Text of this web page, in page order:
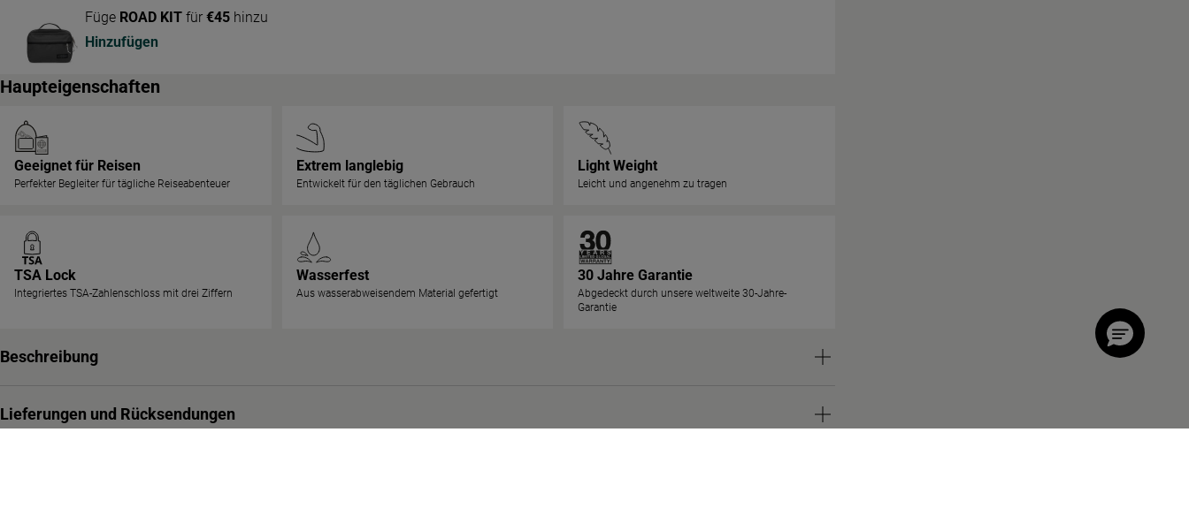
Füge ROAD KIT für €45 hinzu
Hinzufügen
Haupteigenschaften
Geeignet für Reisen
Perfekter Begleiter für tägliche Reiseabenteuer
Extrem langlebig
Entwickelt für den täglichen Gebrauch
Light Weight
Leicht und angenehm zu tragen
TSA Lock
Integriertes TSA-Zahlenschloss mit drei Ziffern
Wasserfest
Aus wasserabweisendem Material gefertigt
30 Jahre Garantie
Abgedeckt durch unsere weltweite 30-Jahre-
Garantie
Beschreibung
Lieferungen und Rücksendungen